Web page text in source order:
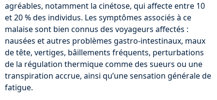
agréables, notamment la cinétose, qui affecte entre 10
et 20 % des individus. Les symptômes associés à ce
malaise sont bien connus des voyageurs affectés :
nausées et autres problèmes gastro-intestinaux, maux
de tête, vertiges, bâillements fréquents, perturbations
de la régulation thermique comme des sueurs ou une
transpiration accrue, ainsi qu’une sensation générale de
fatigue.